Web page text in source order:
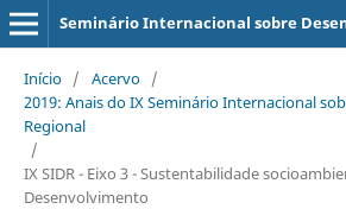
Seminário Internacional sobre
Início / Acervo /
2019: Anais do IX Seminário Internacional
Regional
/
IX SIDR - Eixo 3 - Sustentabilidade
Desenvolvimento